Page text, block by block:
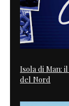
Isola di Man:
del Nord